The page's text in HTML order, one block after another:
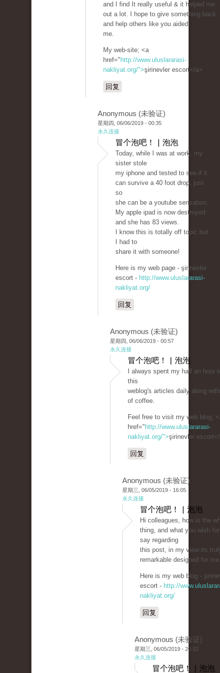
and I find It really useful & it helped me
out a lot. I hope to give something back
and help others like you aided
me.
My web-site; <a
href=" http://www.uluslararasi-
nakliyat.org/">şirinevler escort</a>
回复
Anonymous (未验证)
星期四, 06/06/2019 - 00:35
永久连接
冒个泡吧！ | 泡泡
Today, while I was at work, my
sister stole
my iphone and tested to see if it
can survive a 40 foot drop, just
so
she can be a youtube sensation.
My apple ipad is now destroyed
and she has 83 views.
I know this is totally off topic but
I had to
share it with someone!
Here is my web page - şirinevler
escort - http://www.uluslararasi-
nakliyat.org/
回复
Anonymous (未验证)
星期四, 06/06/2019 - 00:57
永久连接
冒个泡吧！ | 泡泡
I always spent my half an hour
this
weblog's articles daily along
of coffee.
Feel free to visit my web blog;
href=" http://www.uluslararasi-
nakliyat.org/">şirinevler
回复
Anonymous (未验证)
星期三, 06/05/2019 - 16:05
永久连接
冒个泡吧！ | 泡泡
Hi colleagues, how is the
thing, and what you wish
say regarding
this post, in my view its
remarkable designed for
Here is my web blog -
escort - http://
nakliyat.org/
回复
Anonymous (未验证)
星期三, 06/05/2019 - 20:32
永久连接
冒个泡吧！ | 泡泡